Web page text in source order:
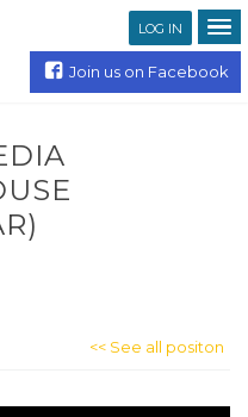
LOG IN
Join us on Facebook
<< See all positon